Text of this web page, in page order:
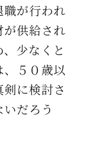
が行われ
供給され
少なくと
、５０歳以
剣に検討さ
だろう